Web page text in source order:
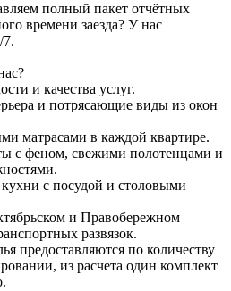
полный пакет отчётных
времени заезда? У нас
7.
и качества услуг.
и потрясающие виды из окон
матрасами в каждой квартире.
с феном, свежими полотенцами и
с посудой и столовыми
и Правобережном
развязок.
предоставляются по количеству
из расчета один комплект